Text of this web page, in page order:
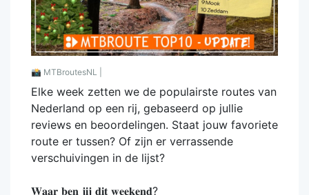
📸 MTBroutesNL |
Elke week zetten we de populairste routes van
Nederland op een rij, gebaseerd op jullie
reviews en beoordelingen. Staat jouw favoriete
route er tussen? Of zijn er verrassende
verschuivingen in de lijst?
𝐖𝐚𝐚𝐫 𝐛𝐞𝐧 𝐣𝐢𝐣 𝐝𝐢𝐭 𝐰𝐞𝐞𝐤𝐞𝐧𝐝?